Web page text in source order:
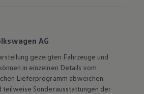
AG
gezeigten Fahrzeuge und
in einzelnen Details vom
Lieferprogramm abweichen.
teilweise Sonderausstattungen der